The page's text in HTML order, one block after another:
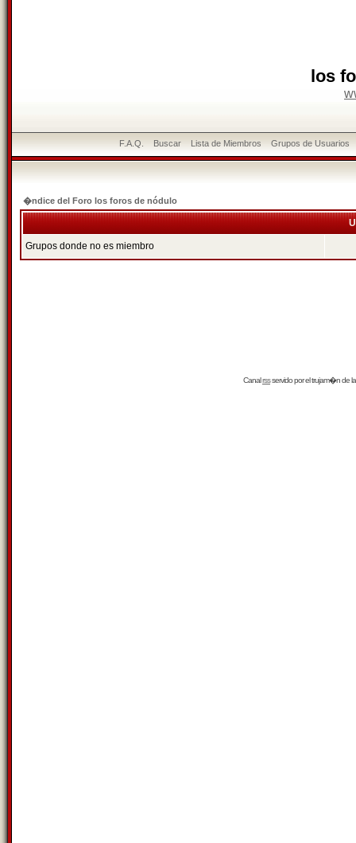
los
F.A.Q. Buscar Lista de Miembros Grupos de Usuarios
�ndice del Foro los foros de nódulo
Grupos donde no es miembro
Canalrssservido por eltrujam�nde